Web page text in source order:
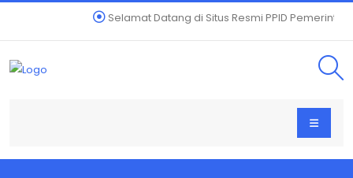
Selamat Datang di Situs Resmi PPID